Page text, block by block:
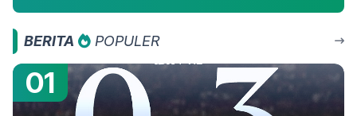
BERITA POPULER
01